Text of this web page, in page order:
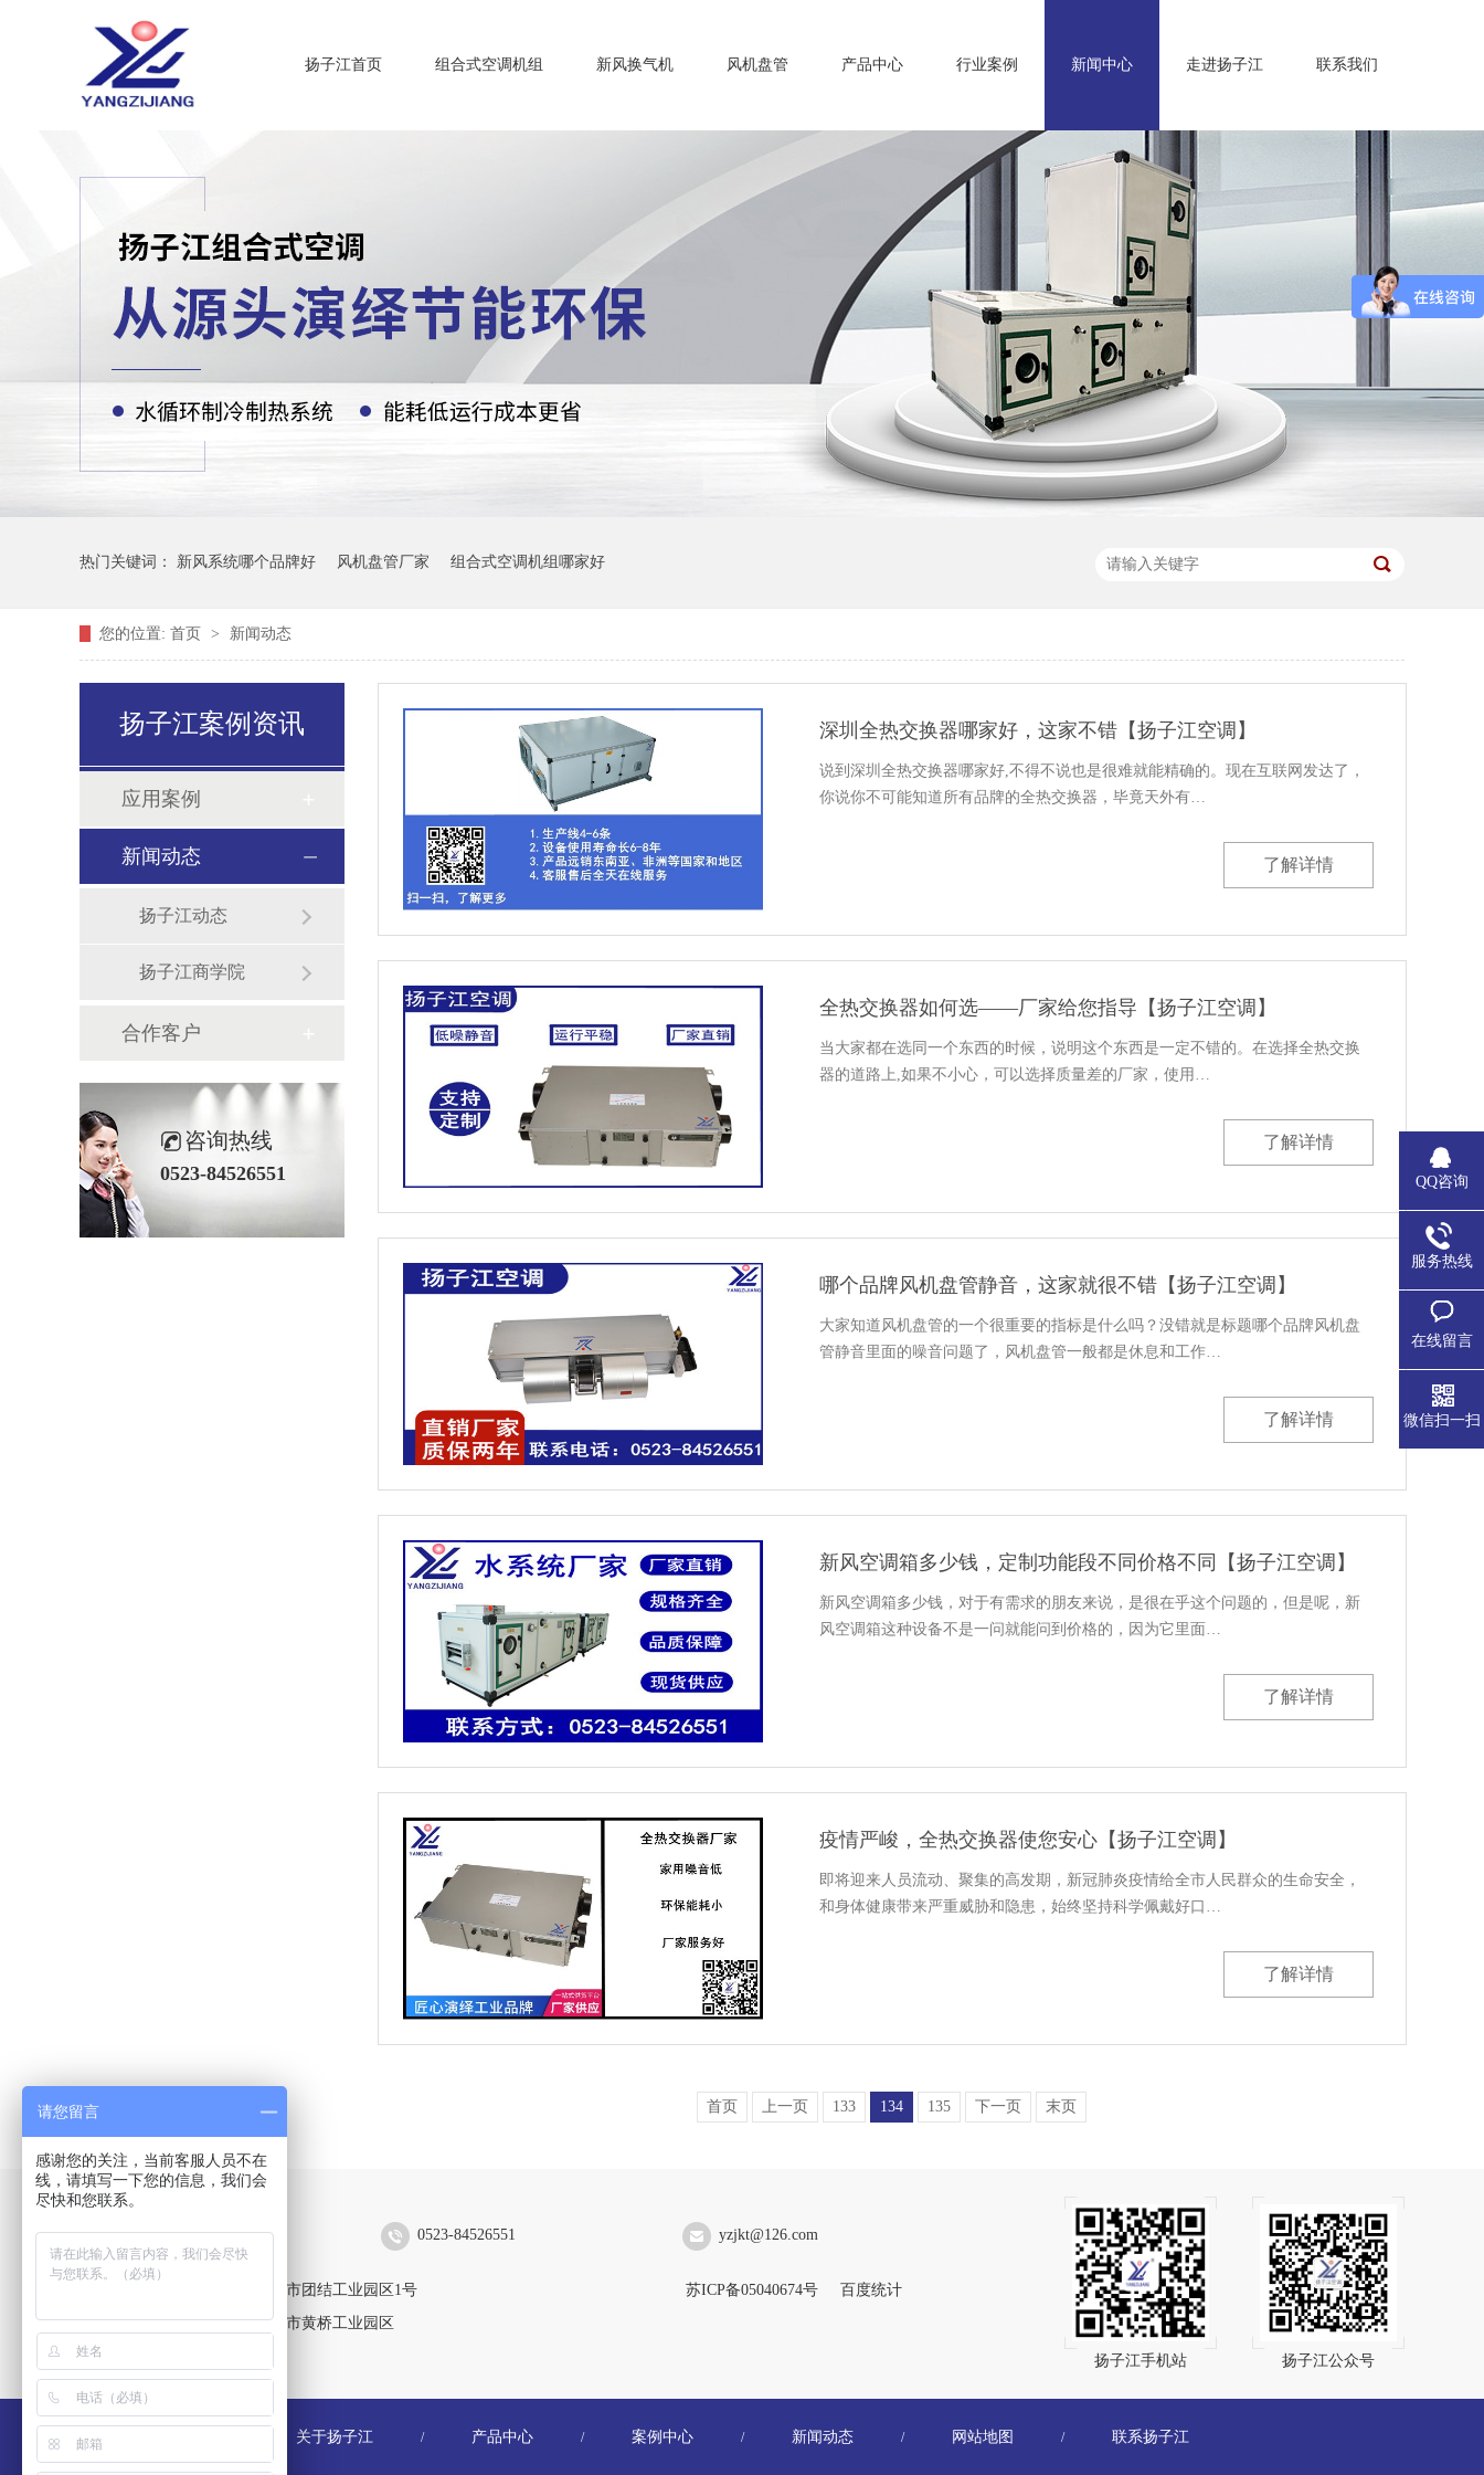
扬子江首页 组合式空调机组 新风换气机 风机盘管 产品中心 行业案例 新闻中心 走进扬子江 联系我们
热门关键词： 新风系统哪个品牌好 风机盘管厂家 组合式空调机组哪家好
您的位置: 首页 > 新闻动态
扬子江案例资讯
应用案例
新闻动态
扬子江动态
扬子江商学院
合作客户
咨询热线
0523-84526551
深圳全热交换器哪家好，这家不错【扬子江空调】
说到深圳全热交换器哪家好,不得不说也是很难就能精确的。现在互联网发达了，
你说你不可能知道所有品牌的全热交换器，毕竟天外有…
了解详情
全热交换器如何选——厂家给您指导【扬子江空调】
当大家都在选同一个东西的时候，说明这个东西是一定不错的。在选择全热交换
器的道路上,如果不小心，可以选择质量差的厂家，使用…
了解详情
哪个品牌风机盘管静音，这家就很不错【扬子江空调】
大家知道风机盘管的一个很重要的指标是什么吗？没错就是标题哪个品牌风机盘
管静音里面的噪音问题了，风机盘管一般都是休息和工作…
了解详情
新风空调箱多少钱，定制功能段不同价格不同【扬子江空调】
新风空调箱多少钱，对于有需求的朋友来说，是很在乎这个问题的，但是呢，新
风空调箱这种设备不是一问就能问到价格的，因为它里面…
了解详情
疫情严峻，全热交换器使您安心【扬子江空调】
即将迎来人员流动、聚集的高发期，新冠肺炎疫情给全市人民群众的生命安全，
和身体健康带来严重威胁和隐患，始终坚持科学佩戴好口…
了解详情
首页 上一页 133 134 135 下一页 末页
扬子江空调集团有限公司 0523-84526551 yzjkt@126.com
靖江生产区：江苏省靖江市团结工业园区1号
黄桥生产区：江苏省泰兴市黄桥工业园区
苏ICP备05040674号 百度统计
扬子江手机站 扬子江公众号
关于扬子江 / 产品中心 / 案例中心 / 新闻动态 / 网站地图 / 联系扬子江
QQ咨询
服务热线
在线留言
微信扫一扫
请您留言
感谢您的关注，当前客服人员不在
线，请填写一下您的信息，我们会
尽快和您联系。